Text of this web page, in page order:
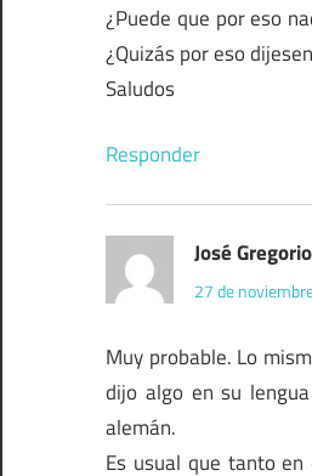
¿Puede que por eso
¿Quizás por eso
Saludos
Responder
José
27 de
Muy probable. Lo
dijo algo en su
alemán.
Es usual que tanto